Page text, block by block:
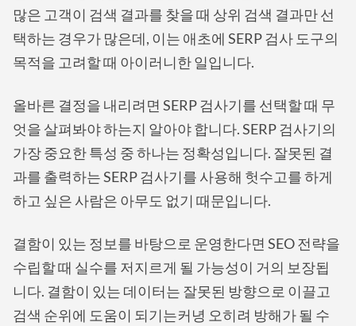
많은 고객이 검색 결과를 찾을 때 상위 검색 결과만 선
택하는 경우가 많은데, 이는 애초에 SERP 검사 도구의
목적을 고려할 때 아이러니한 일입니다.
올바른 결정을 내리려면 SERP 검사기를 선택할 때 무
엇을 살펴봐야 하는지 알아야 합니다. SERP 검사기의
가장 중요한 특성 중 하나는 정확성입니다. 잘못된 결
과를 출력하는 SERP 검사기를 사용해 헛수고를 하게
하고 싶은 사람은 아무도 없기 때문입니다.
결함이 있는 정보를 바탕으로 운영한다면 SEO 전략을
수립할 때 실수를 저지르게 될 가능성이 거의 보장됩
니다. 결함이 있는 데이터는 잘못된 방향으로 이끌고
검색 순위에 도움이 되기는커녕 오히려 방해가 될 수